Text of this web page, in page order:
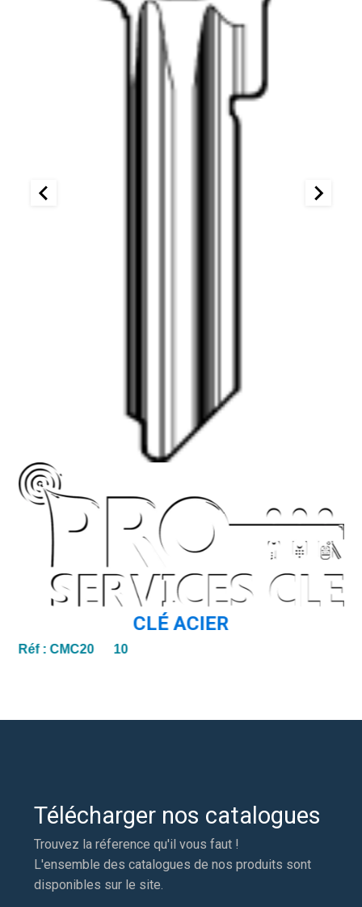
CLÉ ACIER
Réf :CMC20 10
Télécharger nos catalogues
Trouvez la réference qu'il vous faut !
L'ensemble des catalogues de nos produits sont
disponibles sur le site.